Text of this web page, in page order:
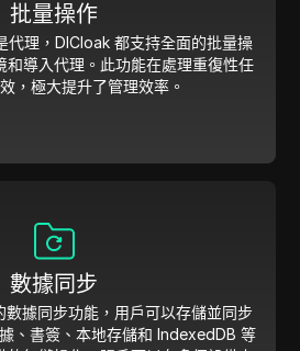
批量操作
代理，DICloak 都支持全面的批量操
和導入代理。此功能在處理重復性任
，極大提升了管理效率。
數據同步
據同步功能，用戶可以存儲並同步
、書簽、本地存儲和 IndexedDB 等